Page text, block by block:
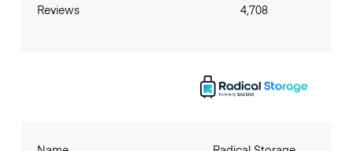
Reviews 4,708